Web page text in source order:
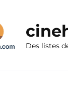
Des listes